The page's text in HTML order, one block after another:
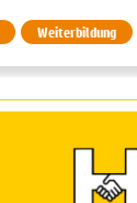
Weiterbildung